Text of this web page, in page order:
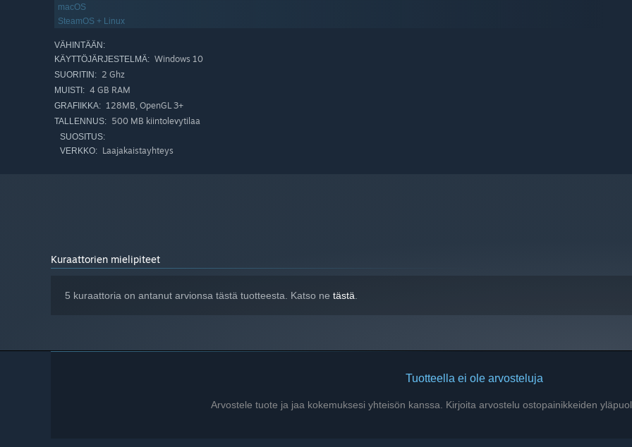
macOS
SteamOS + Linux
VÄHINTÄÄN:
KÄYTTÖJÄRJESTELMÄ: Windows 10
SUORITIN: 2 Ghz
MUISTI: 4 GB RAM
GRAFIIKKA: 128MB, OpenGL 3+
TALLENNUS: 500 MB kiintolevytilaa
SUOSITUS:
VERKKO: Laajakaistayhteys
Kuraattorien mielipiteet
5 kuraattoria on antanut arvionsa tästä tuotteesta. Katso ne tästä.
Tuotteella ei ole arvosteluja
Arvostele tuote ja jaa kokemuksesi yhteisön kanssa. Kirjoita arvostelu ostopainikkeiden